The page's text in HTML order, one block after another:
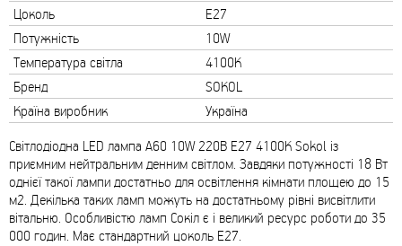
Цоколь
E27
Потужність
10W
Температура світла
4100K
Бренд
SOKOL
Країна виробник
Україна
Світлодіодна LED лампа A60 10W 220В E27 4100К Sokol із
приємним нейтральним денним світлом. Завдяки потужності 18 Вт
однієї такої лампи достатньо для освітлення кімнати площею до 15
м2. Декілька таких ламп можуть на достатньому рівні висвітлити
вітальню. Особливістю ламп Сокіл є і великий ресурс роботи до 35
000 годин. Має стандартний цоколь Е27.